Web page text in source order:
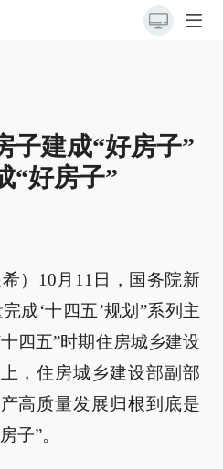
子建成“好房子”
“好房子”
希）10月11日，国务院新
成‘十四五’规划”系列主
四五”时期住房城乡建设
，住房城乡建设部副部
高质量发展归根到底是
子”。